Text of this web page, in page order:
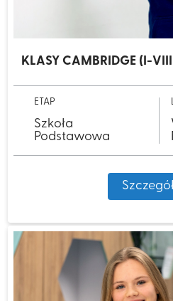
KLASY CAMBRIDGE (I-
ETAP
Szkoła
Podstawowa